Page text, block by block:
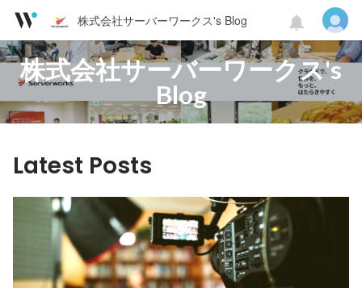
株式会社サーバーワークス's Blog
株式会社サーバーワークス's
Blog
Latest Posts